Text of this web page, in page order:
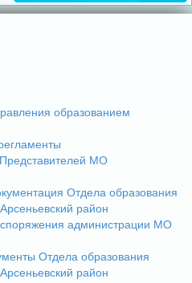
образованием
МО
Отдела образования
район
администрации МО
Отдела образования
район